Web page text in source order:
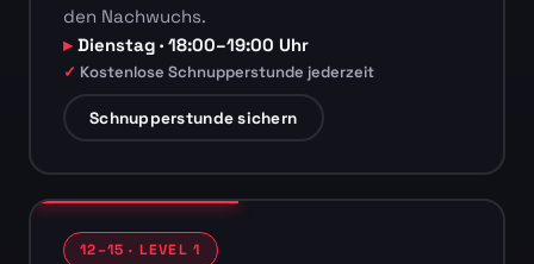
den Nachwuchs.
Dienstag · 18:00–19:00 Uhr
Kostenlose Schnupperstunde jederzeit
Schnupperstunde sichern
12–15 · LEVEL 1